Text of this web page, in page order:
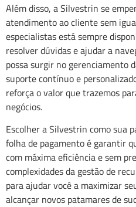
Além disso, a Silvestrin se
atendimento ao cliente sem
especialistas está sempre
resolver dúvidas e ajudar a
possa surgir no gerenciamento
suporte contínuo e
reforça o valor que trazemos
negócios.
Escolher a Silvestrin como sua
folha de pagamento é garantir
com máxima eficiência e sem
complexidades da gestão de
para ajudar você a maximizar
alcançar novos patamares de